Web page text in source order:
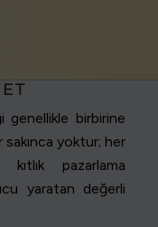
birbirine
sakınca yoktur; her
pazarlama
yaratan değerli